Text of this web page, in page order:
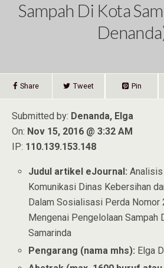
Sampah Di Kota
Share Tweet Pin
Submitted by: Denanda, Elga
On: Nov 15, 2016 @ 3:32 AM
IP: 110.139.153.148
Judul artikel eJournal:
Komunikasi Dinas Kebersihan
Dalam Sosialisasi Perda Nomor
Mengenai Pengelolaan Sampah
Samarinda
Pengarang (nama mhs): Elga